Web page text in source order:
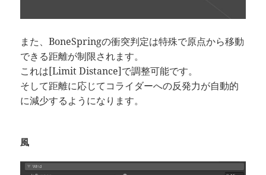
また、BoneSpringの衝突判定は特殊で原点から移動
できる距離が制限されます。
これは[Limit Distance]で調整可能です。
そして距離に応じてコライダーへの反発力が自動的
に減少するようになります。
風